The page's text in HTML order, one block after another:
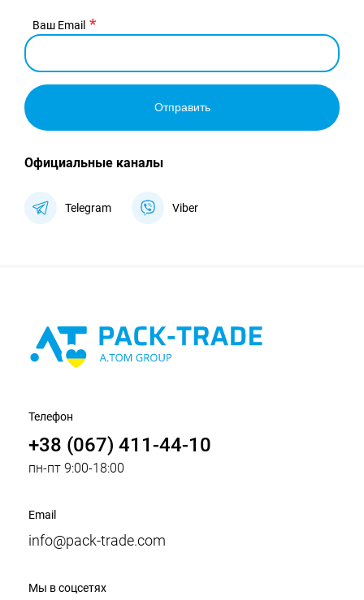
Ваш Email
Отправить
Официальные каналы
Telegram Viber
Телефон
+38 (067) 411-44-10
пн-пт 9:00-18:00
Email
info@pack-trade.com
Мы в соцсетях